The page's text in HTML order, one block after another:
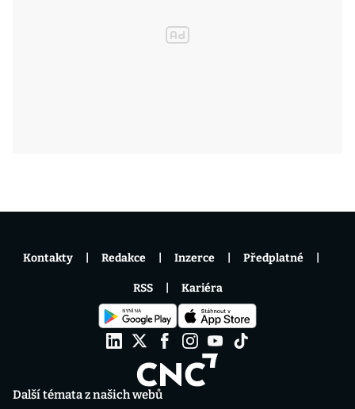
Další témata z našich webů
Kontakty Redakce Inzerce Předplatné
RSS Kariéra